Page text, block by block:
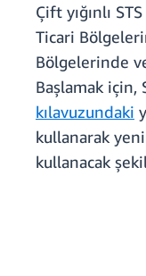
Çift yığınlı
Ticari
Bölgelerinde
Başlamak için,
kılavuzundaki
kullanarak yeni
kullanacak